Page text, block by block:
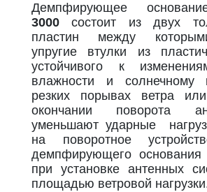
Демпфирующее
3000состоит из двух
пластин между
упругие втулки из
устойчивого к
влажности и солнечному
резких порывах ветра
окончании поворота
уменьшают ударные
на поворотное
демпфирующего основания
при установке антенных
площадью ветровой